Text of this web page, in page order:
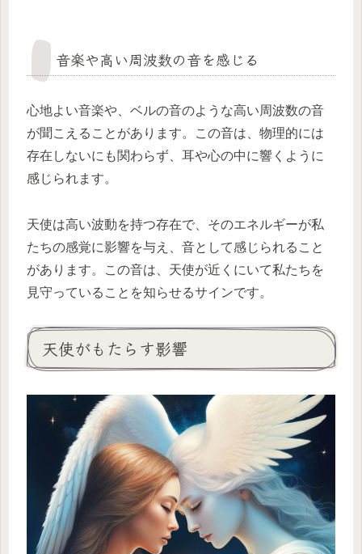
音楽や高い周波数の音を感じる
心地よい音楽や、ベルの音のような高い周波数の音
が聞こえることがあります。この音は、物理的には
存在しないにも関わらず、耳や心の中に響くように
感じられます。
天使は高い波動を持つ存在で、そのエネルギーが私
たちの感覚に影響を与え、音として感じられること
があります。この音は、天使が近くにいて私たちを
見守っていることを知らせるサインです。
天使がもたらす影響